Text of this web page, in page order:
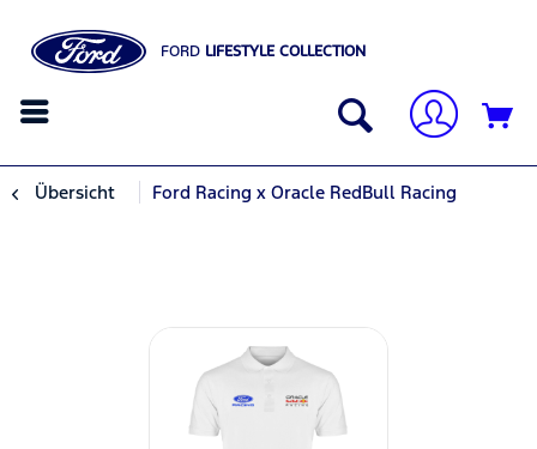
FORD LIFESTYLE COLLECTION
Übersicht Ford Racing x Oracle RedBull Racing